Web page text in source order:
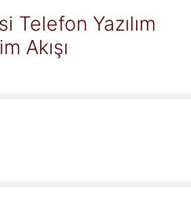
Telefon Yazılım
Akışı